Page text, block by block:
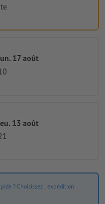
17 août
13 août
? Choisissez l'expédition